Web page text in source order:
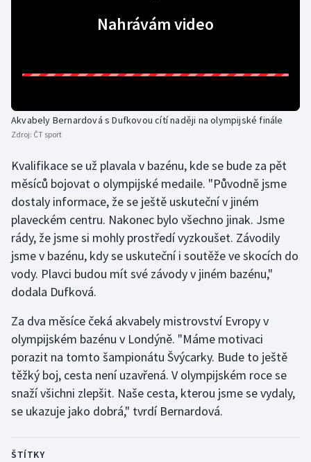
Plážový volejbal
Ragby
Rychlobruslení
Rychlostní kanoistika
Short track
Stolní tenis
Triatlon
Veslování
Nahrávám video
Akvabely Bernardová s Dufkovou cítí naději na olympijské finále
Zdroj: ČT sport
Kvalifikace se už plavala v bazénu, kde se bude za pět
měsíců bojovat o olympijské medaile. "Původně jsme
dostaly informace, že se ještě uskuteční v jiném
plaveckém centru. Nakonec bylo všechno jinak. Jsme
rády, že jsme si mohly prostředí vyzkoušet. Závodily
jsme v bazénu, kdy se uskuteční i soutěže ve skocích do
vody. Plavci budou mít své závody v jiném bazénu,"
dodala Dufková.
Za dva měsíce čeká akvabely mistrovství Evropy v
olympijském bazénu v Londýně. "Máme motivaci
porazit na tomto šampionátu Švýcarky. Bude to ještě
těžký boj, cesta není uzavřená. V olympijském roce se
snaží všichni zlepšit. Naše cesta, kterou jsme se vydaly,
se ukazuje jako dobrá," tvrdí Bernardová.
ŠTÍTKY